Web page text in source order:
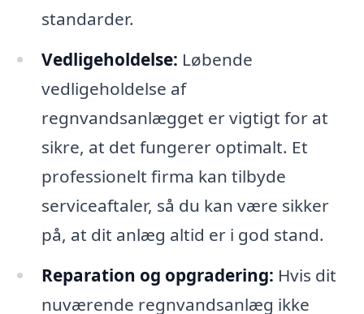
standarder.
Vedligeholdelse: Løbende
vedligeholdelse af
regnvandsanlægget er vigtigt for at
sikre, at det fungerer optimalt. Et
professionelt firma kan tilbyde
serviceaftaler, så du kan være sikker
på, at dit anlæg altid er i god stand.
Reparation og opgradering: Hvis dit
nuværende regnvandsanlæg ikke